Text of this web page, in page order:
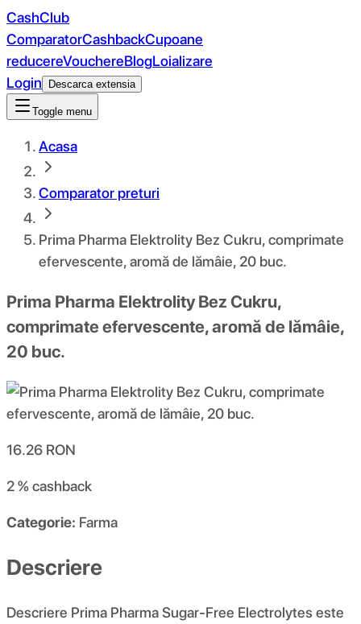
CashClub
ComparatorCashbackCupoane
reducereVouchereBlogLoializare
Login
Descarca extensia
Toggle menu
Acasa
Comparator preturi
Prima Pharma Elektrolity Bez Cukru, comprimate
efervescente, aromă de lămâie, 20 buc.
Prima Pharma Elektrolity Bez Cukru,
comprimate efervescente, aromă de lămâie,
20 buc.
16.26 RON
2 %cashback
Categorie: Farma
Descriere
Descriere Prima Pharma Sugar-Free Electrolytes este